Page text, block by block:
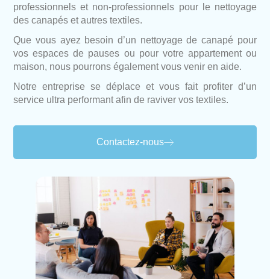
professionnels et non-professionnels pour le nettoyage
des canapés et autres textiles.
Que vous ayez besoin d’un nettoyage de canapé pour
vos espaces de pauses ou pour votre appartement ou
maison, nous pourrons également vous venir en aide.
Notre entreprise se déplace et vous fait profiter d’un
service ultra performant afin de raviver vos textiles.
Contactez-nous